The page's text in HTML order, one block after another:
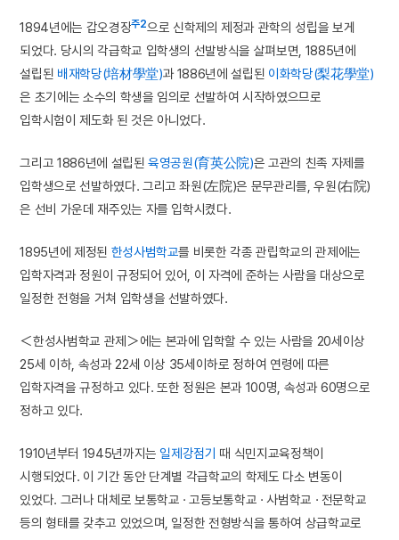
1894년에는 갑오경장주2으로 신학제의 제정과 관학의 성립을 보게
되었다. 당시의 각급학교 입학생의 선발방식을 살펴보면, 1885년에
설립된 배재학당(培材學堂)과 1886년에 설립된 이화학당(梨花學堂)
은 초기에는 소수의 학생을 임의로 선발하여 시작하였으므로
입학시험이 제도화 된 것은 아니었다.
그리고 1886년에 설립된육영공원(育英公院)은 고관의 친족 자제를
입학생으로 선발하였다. 그리고 좌원(左院)은 문무관리를, 우원(右院)
은 선비 가운데 재주있는 자를 입학시켰다.
1895년에 제정된 한성사범학교를 비롯한 각종 관립학교의 관제에는
입학자격과 정원이 규정되어 있어, 이 자격에 준하는 사람을 대상으로
일정한 전형을 거쳐 입학생을 선발하였다.
＜한성사범학교 관제＞에는 본과에 입학할 수 있는 사람을 20세이상
25세 이하, 속성과 22세 이상 35세이하로 정하여 연령에 따른
입학자격을 규정하고 있다. 또한 정원은 본과 100명, 속성과 60명으로
정하고 있다.
1910년부터 1945년까지는 일제강점기 때 식민지교육정책이
시행되었다. 이 기간 동안 단계별 각급학교의 학제도 다소 변동이
있었다. 그러나 대체로 보통학교 · 고등보통학교 · 사범학교 · 전문학교
등의 형태를 갖추고 있었으며, 일정한 전형방식을 통하여 상급학교로